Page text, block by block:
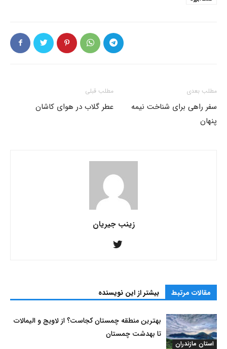
مطلب قبلی
عطر گلاب در هوای کاشان
مطلب بعدی
سفر راهی برای شناخت نیمه
پنهان
زینب جیریان
مقالات مرتبط بیشتر از این نویسنده
استان مازندران
بهترین منطقه چمستان کجاست؟ از لاویج و الیمالات
تا بهدشت چمستان